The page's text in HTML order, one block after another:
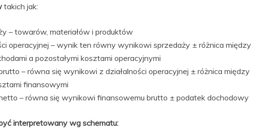
takich jak:
– towarów, materiałów i produktów
operacyjnej – wynik ten równy wynikowi sprzedaży ± różnica między
a pozostałymi kosztami operacyjnymi
– równa się wynikowi z działalności operacyjnej ± różnica między
finansowymi
– równa się wynikowi finansowemu brutto ± podatek dochodowy
interpretowany wg schematu: